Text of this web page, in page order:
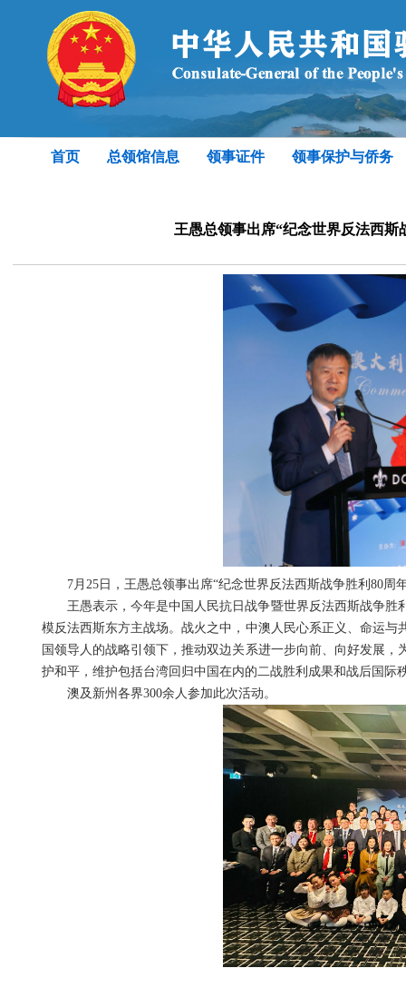
首页 总领馆信息 领事证件 领事保护与侨务
王愚总领事出席“纪念世界反法西
7月25日，王愚总领事出席“纪念世界反法西斯战争胜利80
王愚表示，今年是中国人民抗日战争暨世界反法西斯战争
模反法西斯东方主战场。战火之中，中澳人民心系正义、命运
国领导人的战略引领下，推动双边关系进一步向前、向好发展
护和平，维护包括台湾回归中国在内的二战胜利成果和战后国际
澳及新州各界300余人参加此次活动。